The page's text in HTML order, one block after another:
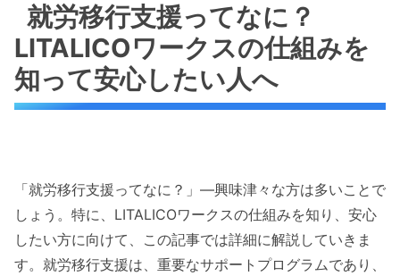
就労移行支援ってなに？
LITALICOワークスの仕組みを
知って安心したい人へ
「就労移行支援ってなに？」―興味津々な方は多いことで
しょう。特に、LITALICOワークスの仕組みを知り、安心
したい方に向けて、この記事では詳細に解説していきま
す。就労移行支援は、重要なサポートプログラムであり、